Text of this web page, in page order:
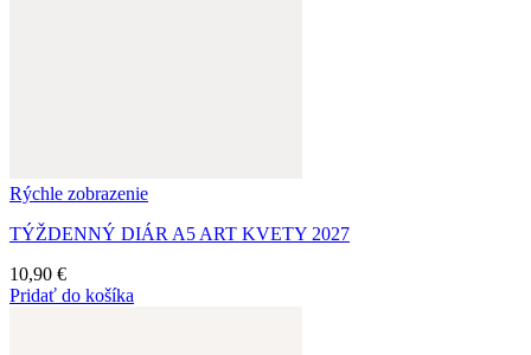
Rýchle zobrazenie
TÝŽDENNÝ DIÁR A5 ART KVETY 2027
10,90 €
Pridať do košíka